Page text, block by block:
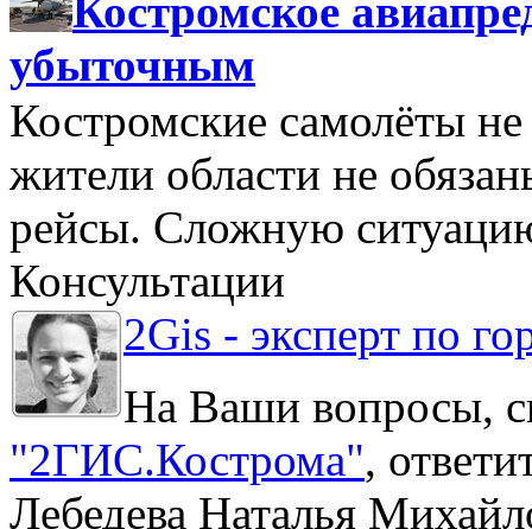
Костромское
убыточным
Костромские самолёты
жители области не
рейсы. Сложную
Консультации
2Gis - эксперт по
На Ваши вопросы,
"2ГИС.Кострома",
Лебедева Наталья